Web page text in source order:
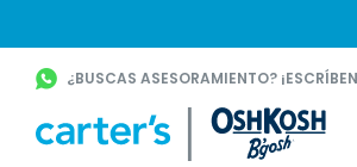
¿BUSCAS ASESORAMIENTO?